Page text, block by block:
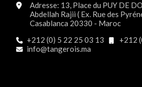
Adresse: 13, Place du PUY DE
Abdellah Rajii ( Ex. Rue des
Casablanca 20330 - Maroc
+212 (0) 5 22 25 03 13
+212
info@tangerois.ma